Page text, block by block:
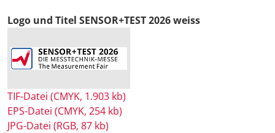
Logo und Titel SENSOR+TEST 2026 weiss
TIF-Datei (CMYK, 1.903 kb)
EPS-Datei (CMYK, 254 kb)
JPG-Datei (RGB, 87 kb)